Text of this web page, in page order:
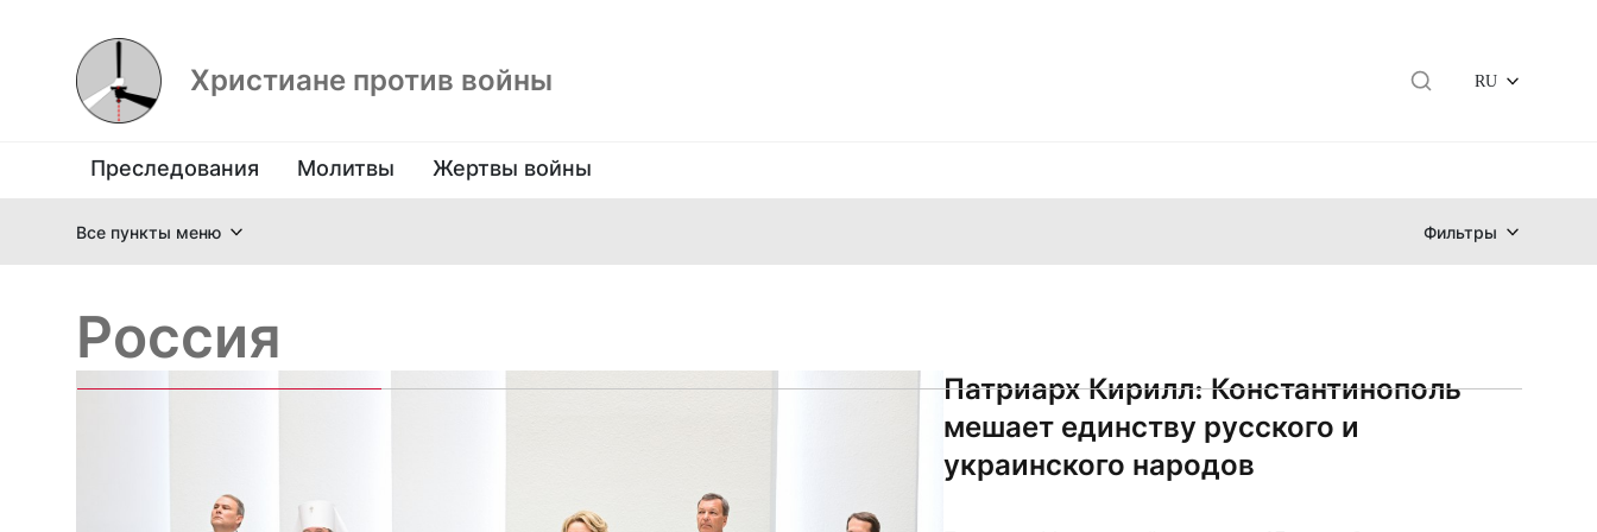
Христиане против войны RU
Преследования Молитвы Жертвы войны
Все пункты меню Фильтры
Россия
Патриарх Кирилл: Константинополь
мешает единству русского и
украинского народов